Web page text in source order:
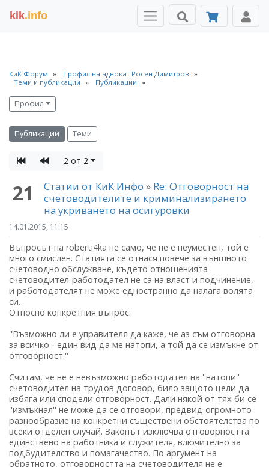
kik.info
КиК Форум
Профил на адвокат Росен Димитров
Теми и публикации
Публикации
Профил
Публикации Теми
2 от 2
21 Статии от КиК Инфо » Re: Отговорност на
счетоводителите и криминализирането
на укриването на осигуровки
14.01.2015, 11:15
Въпросът на roberti4ka не само, че не е неуместен, той е
много смислен. Статията се отнася повече за външното
счетоводно обслужване, където отношенията
счетоводител-работодател не са на власт и подчинение,
и работодателят не може едностранно да налага волята
си.
Относно конкретния въпрос:
''Възможно ли е управителя да каже, че аз съм отговорна
за всичко - един вид да ме натопи, а той да се измъкне от
отговорност.''
Считам, че не е невъзможно работодател на ''натопи''
счетоводител на трудов договор, било защото цели да
избяга или сподели отговорност. Дали някой от тях би се
''измъкнал'' не може да се отговори, предвид огромното
разнообразие на конкретни съществени обстоятелства по
всеки отделен случай. Законът изключва отговорността
единствено на работника и служителя, влючително за
подбудителство и помагачество. По аргумент на
обратното, отговорността на счетоводителя не е